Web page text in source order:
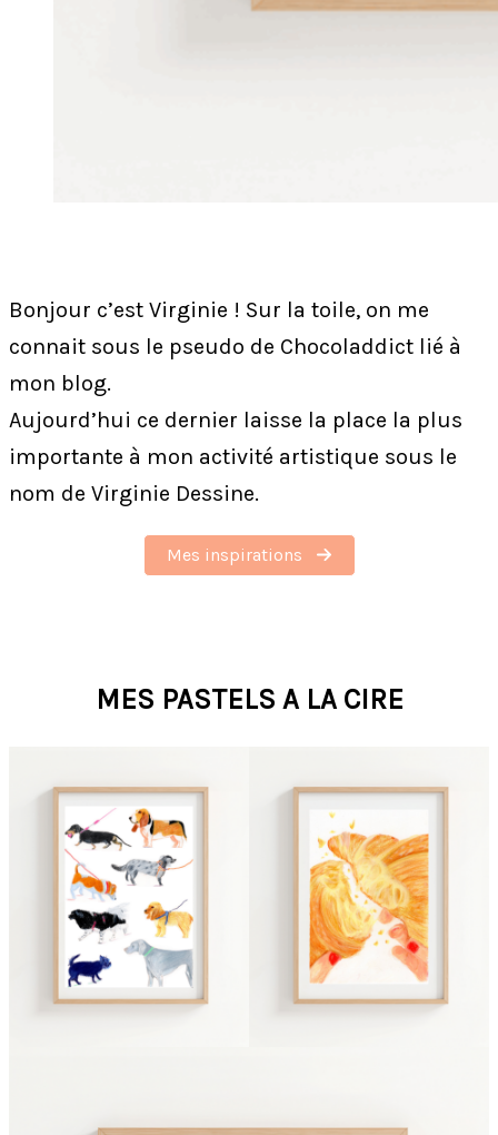
Bonjour c’est Virginie ! Sur la toile, on me
connait sous le pseudo de Chocoladdict lié à
mon blog.
Aujourd’hui ce dernier laisse la place la plus
importante à mon activité artistique sous le
nom de Virginie Dessine.
Mes inspirations
MES PASTELS A LA CIRE